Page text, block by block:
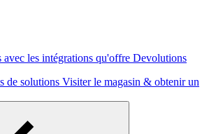
les intégrations qu'offre Devolutions
de solutions Visiter le magasin & obtenir un